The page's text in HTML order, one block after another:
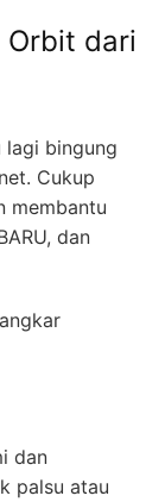
Orbit dari
lagi bingung
Cukup
membantu
dan
dan
palsu atau